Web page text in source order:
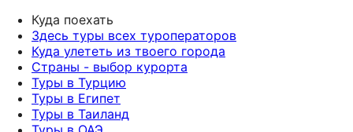
Куда поехать
Здесь туры всех туроператоров
Куда улететь из твоего города
Страны - выбор курорта
Туры в Турцию
Туры в Египет
Туры в Таиланд